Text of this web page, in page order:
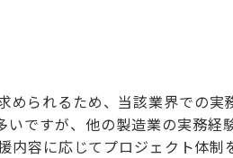
られるため、当該業界での実
ですが、他の製造業の実務経
容に応じてプロジェクト体